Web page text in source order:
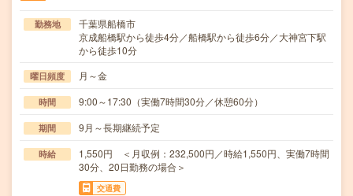
勤務地
千葉県船橋市
京成船橋駅から徒歩4分／船橋駅から徒歩6分／大神宮下駅
から徒歩10分
曜日頻度 月～金
時間 9:00～17:30（実働7時間30分／休憩60分）
期間 9月～長期継続予定
時給
1,550円 ＜月収例：232,500円／時給1,550円、実働7時間
30分、20日勤務の場合＞
交通費